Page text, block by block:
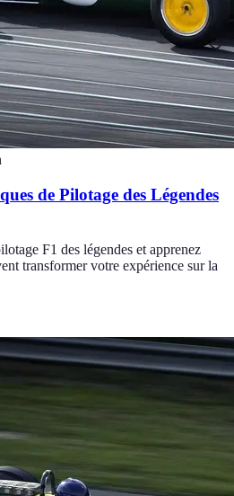
de Pilotage des Légendes
F1 des légendes et apprenez
transformer votre expérience sur la